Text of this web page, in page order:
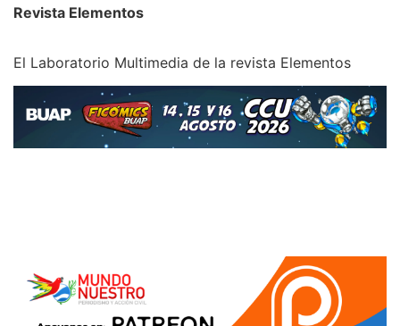
Revista Elementos
El Laboratorio Multimedia de la revista Elementos